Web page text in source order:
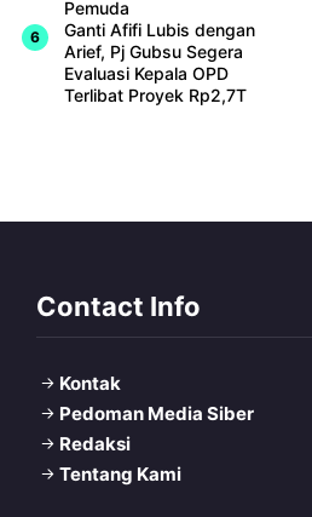
Pemuda
Ganti Afifi Lubis dengan
Arief, Pj Gubsu Segera
Evaluasi Kepala OPD
Terlibat Proyek Rp2,7T
Contact Info
Kontak
Pedoman Media Siber
Redaksi
Tentang Kami